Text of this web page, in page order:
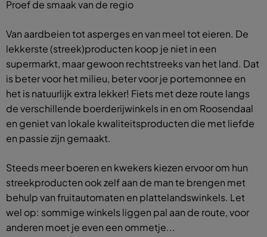
Proef de smaak van de regio
Van aardbeien tot asperges en van meel tot eieren. De
lekkerste (streek)producten koop je niet in een
supermarkt, maar gewoon rechtstreeks van het land. Dat
is beter voor het milieu, beter voor je portemonnee en
het is natuurlijk extra lekker! Fiets met deze route langs
de verschillende boerderijwinkels in en om Roosendaal
en geniet van lokale kwaliteitsproducten die met liefde
en passie zijn gemaakt.
Steeds meer boeren en kwekers kiezen ervoor om hun
streekproducten ook zelf aan de man te brengen met
behulp van fruitautomaten en plattelandswinkels. Let
wel op: sommige winkels liggen pal aan de route, voor
anderen moet je even een ommetje...